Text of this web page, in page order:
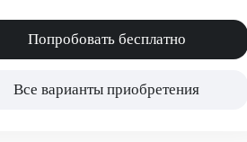
Попробовать бесплатно
Все варианты приобретения